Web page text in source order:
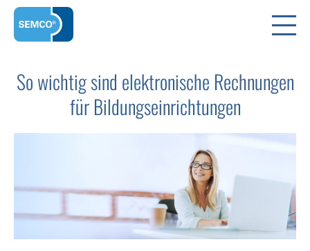
So wichtig sind elektronische Rechnungen
für Bildungseinrichtungen